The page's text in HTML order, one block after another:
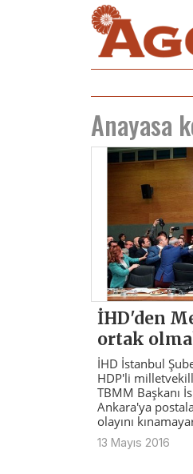
Anayasa
İHD'den
ortak
İHD İstanbul
HDP'li
TBMM Başkanı
Ankara'ya
olayını
13 Mayıs 2016